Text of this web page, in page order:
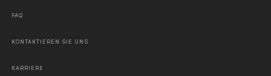
FAQ
KONTAKTIEREN SIE UNS
KARRIERE